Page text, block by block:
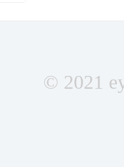
© 2021